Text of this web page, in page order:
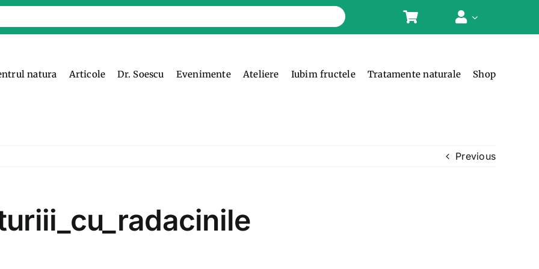
natura Articole Dr. Soescu Evenimente Ateliere Iubim fructele Tratamente naturale Shop
Previous